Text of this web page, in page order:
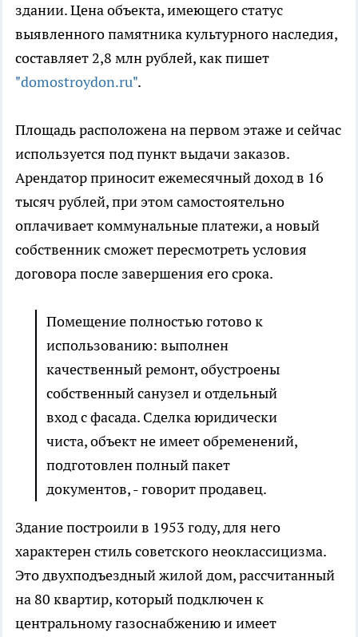
здании. Цена объекта, имеющего статус
выявленного памятника культурного наследия,
составляет 2,8 млн рублей, как пишет
"domostroydon.ru".
Площадь расположена на первом этаже и сейчас
используется под пункт выдачи заказов.
Арендатор приносит ежемесячный доход в 16
тысяч рублей, при этом самостоятельно
оплачивает коммунальные платежи, а новый
собственник сможет пересмотреть условия
договора после завершения его срока.
Помещение полностью готово к
использованию: выполнен
качественный ремонт, обустроены
собственный санузел и отдельный
вход с фасада. Сделка юридически
чиста, объект не имеет обременений,
подготовлен полный пакет
документов, - говорит продавец.
Здание построили в 1953 году, для него
характерен стиль советского неоклассицизма.
Это двухподъездный жилой дом, рассчитанный
на 80 квартир, который подключен к
центральному газоснабжению и имеет